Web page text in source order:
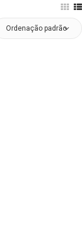
Ordenação padrão